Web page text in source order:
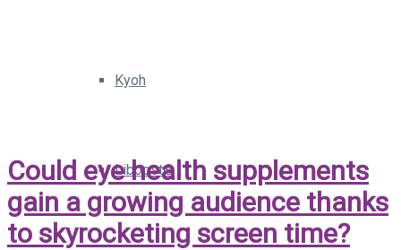
Kyoh
Liboost®
Could eye health supplements
gain a growing audience thanks
to skyrocketing screen time?